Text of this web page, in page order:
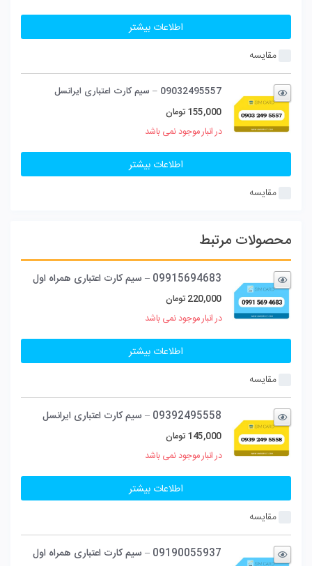
اطلاعات بیشتر
مقایسه
09032495557 – سیم کارت اعتباری ایرانسل
155,000 تومان
در انبار موجود نمی باشد
اطلاعات بیشتر
مقایسه
محصولات مرتبط
09915694683 – سیم کارت اعتباری همراه اول
220,000 تومان
در انبار موجود نمی باشد
اطلاعات بیشتر
مقایسه
09392495558 – سیم کارت اعتباری ایرانسل
145,000 تومان
در انبار موجود نمی باشد
اطلاعات بیشتر
مقایسه
09190055937 – سیم کارت اعتباری همراه اول